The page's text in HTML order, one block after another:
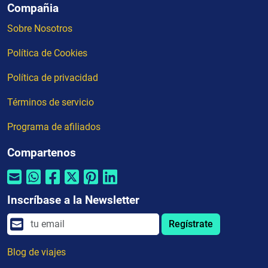
Compañia
Sobre Nosotros
Política de Cookies
Política de privacidad
Términos de servicio
Programa de afiliados
Compartenos
Inscríbase a la Newsletter
Regístrate
Blog de viajes